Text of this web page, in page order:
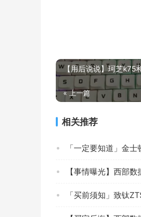
【用后说说】珂芝k75
« 上一篇
相关推荐